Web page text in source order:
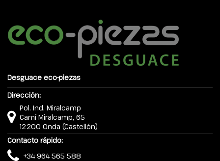
Desguace eco-piezas
Dirección:
Pol. Ind. Miralcamp
Camí Miralcamp, 65
12200 Onda (Castellón)
Contacto rápido:
+34 964 565 588